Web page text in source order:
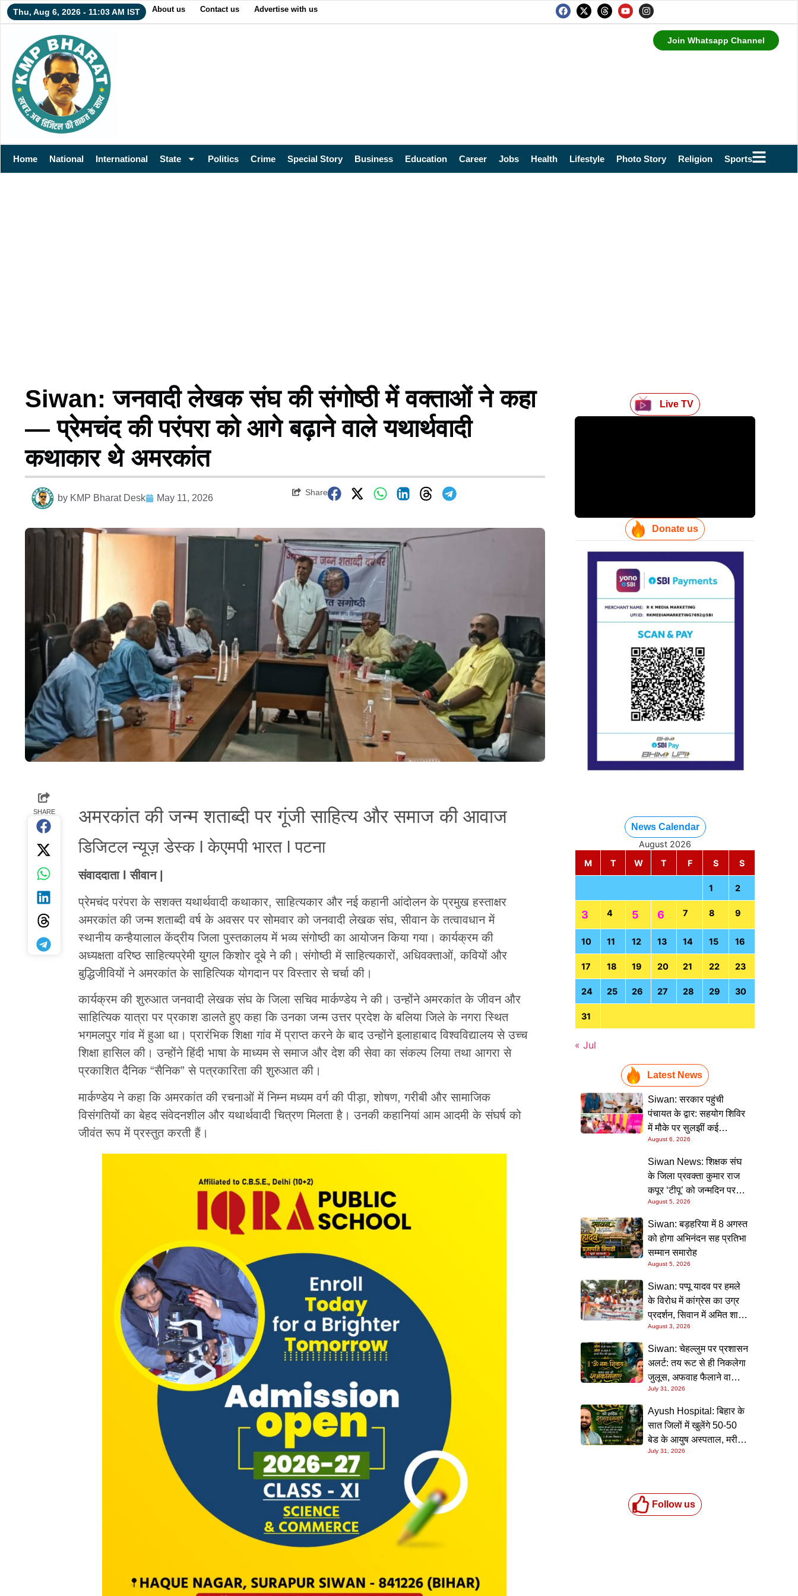
Thu, Aug 6, 2026 - 11:03 AM IST About us Contact us Advertise with us
Join Whatsapp Channel
Home National International State Politics Crime Special Story Business Education Career Jobs Health Lifestyle Photo Story Religion Sports
Siwan: जनवादी लेखक संघ की संगोष्ठी में वक्ताओं ने कहा
— प्रेमचंद की परंपरा को आगे बढ़ाने वाले यथार्थवादी
कथाकार थे अमरकांत
by KMP Bharat Desk May 11, 2026
Share
SHARE अमरकांत की जन्म शताब्दी पर गूंजी साहित्य और समाज की आवाज
डिजिटल न्यूज़ डेस्क l केएमपी भारत l पटना
संवाददाता l सीवान |
प्रेमचंद परंपरा के सशक्त यथार्थवादी कथाकार, साहित्यकार और नई कहानी आंदोलन के प्रमुख हस्ताक्षर
अमरकांत की जन्म शताब्दी वर्ष के अवसर पर सोमवार को जनवादी लेखक संघ, सीवान के तत्वावधान में
स्थानीय कन्हैयालाल केंद्रीय जिला पुस्तकालय में भव्य संगोष्ठी का आयोजन किया गया। कार्यक्रम की
अध्यक्षता वरिष्ठ साहित्यप्रेमी युगल किशोर दूबे ने की। संगोष्ठी में साहित्यकारों, अधिवक्ताओं, कवियों और
बुद्धिजीवियों ने अमरकांत के साहित्यिक योगदान पर विस्तार से चर्चा की।
कार्यक्रम की शुरुआत जनवादी लेखक संघ के जिला सचिव मार्कण्डेय ने की। उन्होंने अमरकांत के जीवन और
साहित्यिक यात्रा पर प्रकाश डालते हुए कहा कि उनका जन्म उत्तर प्रदेश के बलिया जिले के नगरा स्थित
भगमलपुर गांव में हुआ था। प्रारंभिक शिक्षा गांव में प्राप्त करने के बाद उन्होंने इलाहाबाद विश्वविद्यालय से उच्च
शिक्षा हासिल की। उन्होंने हिंदी भाषा के माध्यम से समाज और देश की सेवा का संकल्प लिया तथा आगरा से
प्रकाशित दैनिक “सैनिक” से पत्रकारिता की शुरुआत की।
मार्कण्डेय ने कहा कि अमरकांत की रचनाओं में निम्न मध्यम वर्ग की पीड़ा, शोषण, गरीबी और सामाजिक
विसंगतियों का बेहद संवेदनशील और यथार्थवादी चित्रण मिलता है। उनकी कहानियां आम आदमी के संघर्ष को
जीवंत रूप में प्रस्तुत करती हैं।
Live TV
Donate us
News Calendar
August 2026
M
T W T F S S
1 2
3 4 5 6 7 8 9
10 11 12 13 14 15 16
17 18 19 20 21 22 23
24 25 26 27 28 29 30
31
« Jul
Latest News
Siwan: सरकार पहुंची
पंचायत के द्वार: सहयोग शिविर
में मौके पर सुलझीं कई
समस्याएं, 30 दिन में समाधान
की गारंटी
August 6, 2026
Siwan News: शिक्षक संघ
के जिला प्रवक्ता कुमार राज
कपूर ‘टीपू’ को जन्मदिन पर
मिली शुभकामनाओं की सौगात
August 5, 2026
Siwan: बड़हरिया में 8 अगस्त
को होगा अभिनंदन सह प्रतिभा
सम्मान समारोह
August 5, 2026
Siwan: पप्पू यादव पर हमले
के विरोध में कांग्रेस का उग्र
प्रदर्शन, सिवान में अमित शाह
का पुतला फूंका
August 3, 2026
Siwan: चेहल्लुम पर प्रशासन
अलर्ट: तय रूट से ही निकलेगा
जुलूस, अफवाह फैलाने वालों
पर होगी सख्त कार्रवाई
July 31, 2026
Ayush Hospital: बिहार के
सात जिलों में खुलेंगे 50-50
बेड के आयुष अस्पताल, मरीजों
को मुफ्त मिलेगी इलाज और
July 31, 2026
Follow us